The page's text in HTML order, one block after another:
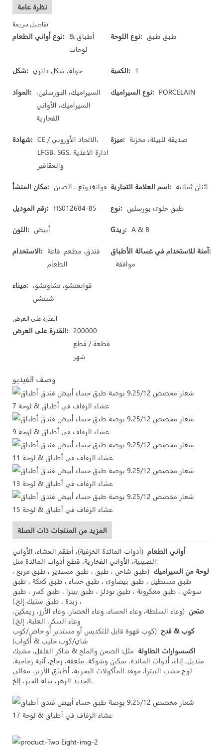
نظرة عامة
تفاصيل سريعة
نوع أواني الطعام: أطباق &
لوحات
نوع اللوحة: طبق طبق
شكل: جولة، شكل دائري الكمية: 1
المواد: السيراميك، البورسلين،
السيراميك، الأواني
الفخارية
نوع السيراميك: PORCELAIN
شهادة: CE / الاتحاد الأوروبي،
LFGB، SGS، ادارة الاغذية
والعقاقير
ميزة: صديقة للبيئة، مخزنة
مكان المنشأ: قوانغدونغ ، الصين اسم العلامة التجارية: اثنان ثمانية
رقم الموديل: HS012684-85 نوع: طبق حلوى بورسلين
اللون: أبيض Gريد: A & B
الاستخدام: فندق. مطعم. قاعة
الطعام
آمنة للاستخدام في غسالة الأطباق:
موافقة
ميناء: قوانغتشو، تشاوتشو،
شنتشن
القدرة على العرض
القدرة على العرض: 200000
قطعة / قطع
شهر
وصف الفيديو
المزيد من المنتجات ذات الصلة
أواني الطعام (أدوات المائدة الخزفية)، أطقم العشاء، الأواني
الصينية، الأواني الفخارية، قطع أدوات المائدة مثل:
لوحة من السيراميك (طبق شاحن ، طبق ، طبق مستدير ، طبق مربع ،
طبق مستطيل ، طبق بيضاوي ، طبق حساء ، طبق كعكة ، طبق
سوشي ، طبق معكرونة ، طبق نودلز ، طبق بيتزا ، طبق كسر ، طبق
زبدة ، طبق ستيك إلخ.) ،
صَحن (وعاء السلطة، وعاء الحساء، وعاء الخضار، وعاء الأرز، ريمكين،
وعاء السكر، العلبة، إلخ.)
كوب & قدح (كوب قهوة قابل للتكديس أو مستدير أو خاص/كوب
اكسسوارات الطاولة مثل: الصحن والملح & شاكر الفلفل، مشبك
منديل، إناء، أدوات المائدة، سكين وشوكة، ملعقة، زجاج، آنية زجاجية،
لوح خشب البيتزا، موقد المأكولات البحرية، أطباق الأزيز، مقالي
الحديد الزهر، سلة الخبز، إلخ.